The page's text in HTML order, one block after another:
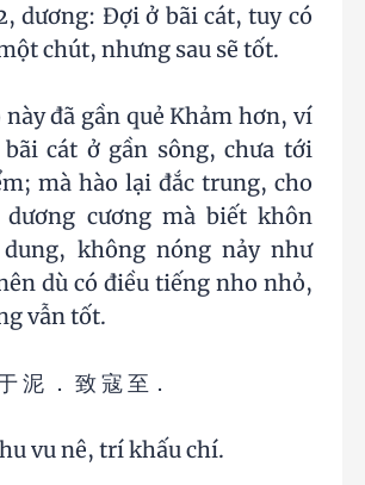
dương: Đợi ở bãi cát, tuy có
chút, nhưng sau sẽ tốt.
này đã gần quẻ Khảm hơn, ví
cát ở gần sông, chưa tới
mà hào lại đắc trung, cho
cương mà biết khôn
không nóng nảy như
dù có điều tiếng nho nhỏ,
vẫn tốt.
泥 ． 致 寇 至．
vu nê, trí khấu chí.